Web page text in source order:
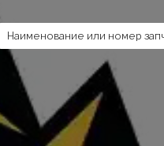
Наименование или номер